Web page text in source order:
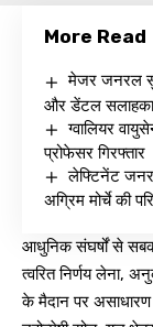
More Read
मेजर जनरल
और डेंटल
ग्वालियर
प्रोफेसर गिरफ्तार
लेफ्टिनेंट
अग्रिम मोर्चे की
आधुनिक संघर्षों से
त्वरित निर्णय लेना,
के मैदान पर असाधारण